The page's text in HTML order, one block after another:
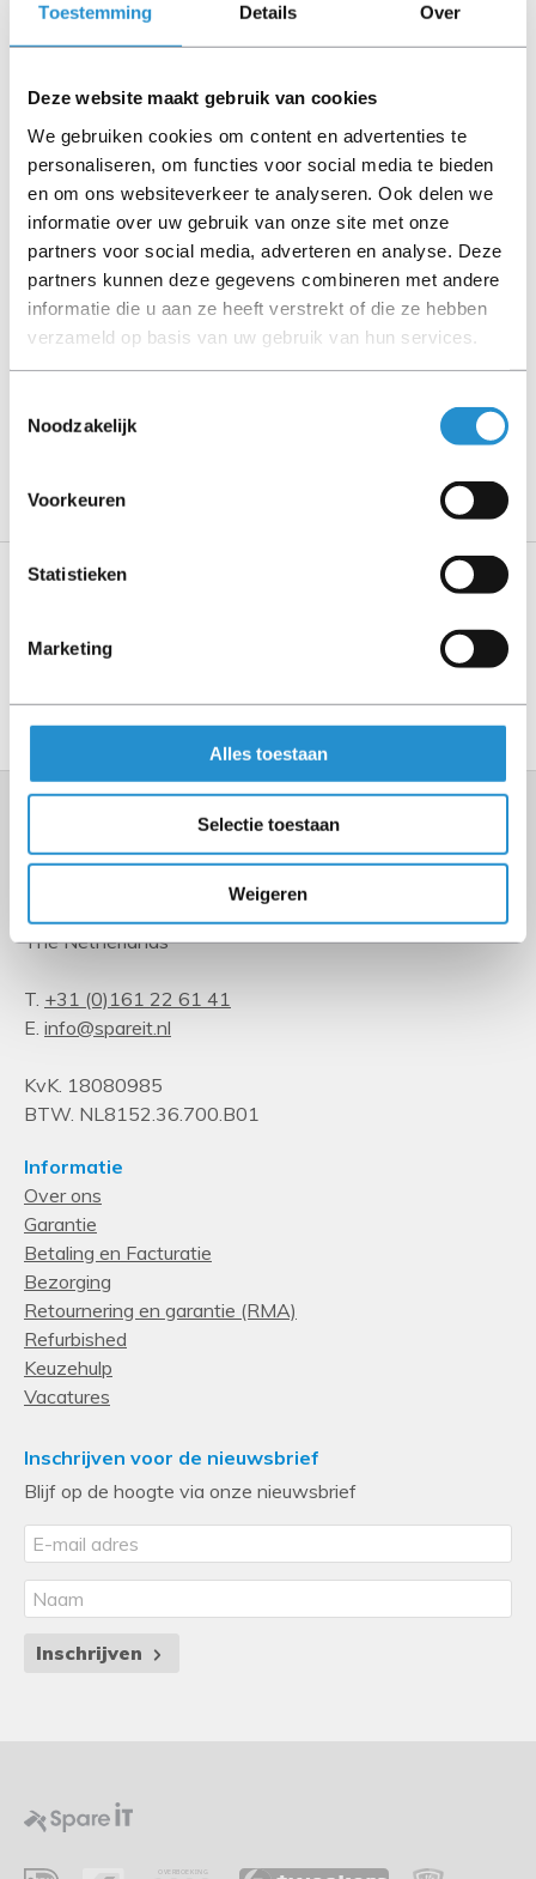
Toestemming Details Over
Deze website maakt gebruik van cookies
We gebruiken cookies om content en advertenties te
personaliseren, om functies voor social media te bieden
en om ons websiteverkeer te analyseren. Ook delen we
informatie over uw gebruik van onze site met onze
partners voor social media, adverteren en analyse. Deze
partners kunnen deze gegevens combineren met andere
informatie die u aan ze heeft verstrekt of die ze hebben
verzameld op basis van uw gebruik van hun services.
Noodzakelijk
Voorkeuren
Statistieken
Marketing
Alles toestaan
Selectie toestaan
Weigeren
Product foto’s en specificaties worden beschikbaar
gesteld door Universele Databases en zijn vaak
Wanneer het artikel een 'Refurbished product' betreft is
deze door ons getest en heeft het een A-grade conditie
(tenzij anders aangegeven). Bij Refurbished artikelen zijn
kabels, software media en handleidingen niet inbegrepen
(tenzij anders aangegeven).
Let goed op de productbeschrijving en neem bij vragen
contact op met ons.
Omschrijving
The Netherlands
T. +31 (0)161 22 61 41
E. info@spareit.nl
KvK. 18080985
BTW. NL8152.36.700.B01
Informatie
Over ons
Garantie
Betaling en Facturatie
Bezorging
Retournering en garantie (RMA)
Refurbished
Keuzehulp
Vacatures
Inschrijven voor de nieuwsbrief
Blijf op de hoogte via onze nieuwsbrief
Inschrijven